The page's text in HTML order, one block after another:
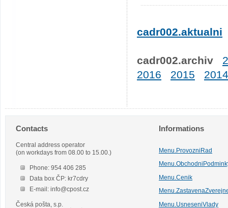
cadr002.aktualni
cadr002.archiv
2016
2015 2014
Contacts
Central address operator
(on workdays from 08.00 to 15.00.)
Phone: 954 406 285
Data box ČP: kr7cdry
E-mail: info@cpost.cz
Česká pošta, s.p.
Informations
Menu.ProvozniRad
Menu.Cenik
Menu.UsneseniVlady